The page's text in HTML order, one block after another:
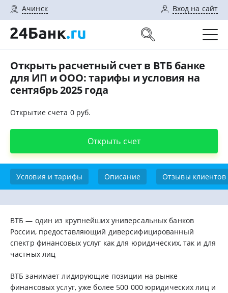
Ачинск Вход на сайт
Открыть расчетный счет в ВТБ банке
для ИП и ООО: тарифы и условия на
сентябрь 2025 года
Открытие счета 0 руб.
Открыть счет
Условия и тарифы Описание Отзывы клиентов
ВТБ — один из крупнейших универсальных банков
России, предоставляющий диверсифицированный
спектр финансовых услуг как для юридических, так и для
частных лиц
ВТБ занимает лидирующие позиции на рынке
финансовых услуг, уже более 500 000 юридических лиц и